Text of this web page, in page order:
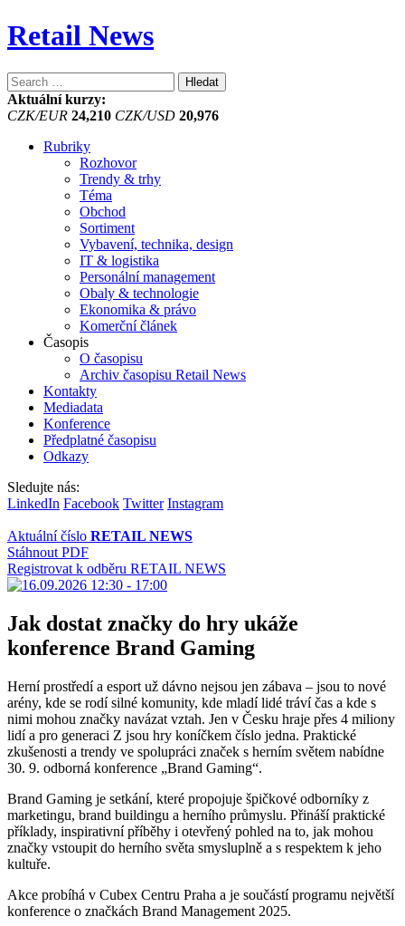
Retail News
Vyhledávání
Aktuální kurzy:
CZK/EUR 24,210 CZK/USD 20,976
Rubriky
Rozhovor
Trendy & trhy
Téma
Obchod
Sortiment
Vybavení, technika, design
IT & logistika
Personální management
Obaly & technologie
Ekonomika & právo
Komerční článek
Časopis
O časopisu
Archiv časopisu Retail News
Kontakty
Mediadata
Konference
Předplatné časopisu
Odkazy
Sledujte nás:
LinkedIn Facebook Twitter Instagram
Aktuální číslo RETAIL NEWS
Stáhnout PDF
Registrovat k odběru RETAIL NEWS
Jak dostat značky do hry ukáže
konference Brand Gaming
Herní prostředí a esport už dávno nejsou jen zábava – jsou to nové
arény, kde se rodí silné komunity, kde mladí lidé tráví čas a kde s
nimi mohou značky navázat vztah. Jen v Česku hraje přes 4 miliony
lidí a pro generaci Z jsou hry koníčkem číslo jedna. Praktické
zkušenosti a trendy ve spolupráci značek s herním světem nabídne
30. 9. odborná konference „Brand Gaming“.
Brand Gaming je setkání, které propojuje špičkové odborníky z
marketingu, brand buildingu a herního průmyslu. Přináší praktické
příklady, inspirativní příběhy i otevřený pohled na to, jak mohou
značky vstoupit do herního světa smysluplně a s respektem k jeho
kultuře.
Akce probíhá v Cubex Centru Praha a je součástí programu největší
konference o značkách Brand Management 2025.